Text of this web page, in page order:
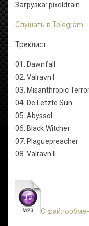
Загрузка: pixeldrain
Слушать в Telegram
Треклист:
01. Dawnfall
02. Valravn I
03. Misanthropic
04. De Letzte Sun
05. Abyssol
06. Black Witcher
07. Plaguepreacher
08. Valravn II
С